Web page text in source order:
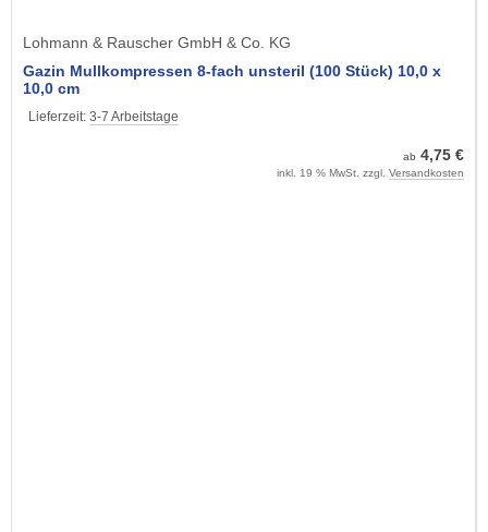
Lohmann & Rauscher GmbH & Co. KG
Gazin Mullkompressen 8-fach unsteril (100 Stück) 10,0 x
10,0 cm
Lieferzeit: 3-7 Arbeitstage
ab 4,75 €
inkl. 19 % MwSt. zzgl. Versandkosten